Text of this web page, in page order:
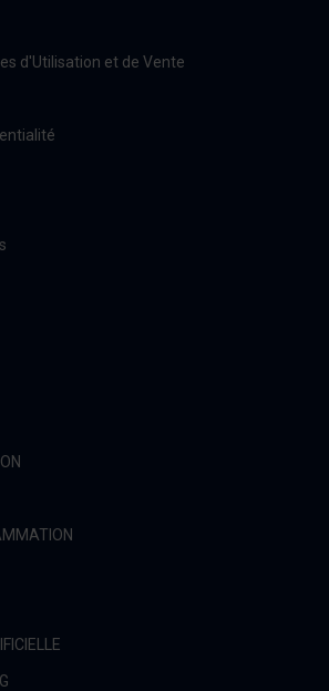
d'Utilisation et de Vente